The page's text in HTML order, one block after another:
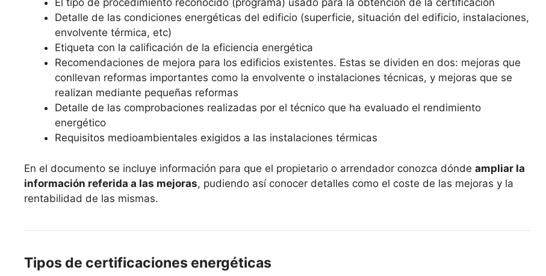
El tipo de procedimiento reconocido (programa) usado para la obtención de la certificación
Detalle de las condiciones energéticas del edificio (superficie, situación del edificio, instalaciones,
envolvente térmica, etc)
Etiqueta con la calificación de la eficiencia energética
Recomendaciones de mejora para los edificios existentes. Estas se dividen en dos: mejoras que
conllevan reformas importantes como la envolvente o instalaciones técnicas, y mejoras que se
realizan mediante pequeñas reformas
Detalle de las comprobaciones realizadas por el técnico que ha evaluado el rendimiento
energético
Requisitos medioambientales exigidos a las instalaciones térmicas
En el documento se incluye información para que el propietario o arrendador conozca dónde ampliar la
información referida a las mejoras, pudiendo así conocer detalles como el coste de las mejoras y la
rentabilidad de las mismas.
Tipos de certificaciones energéticas